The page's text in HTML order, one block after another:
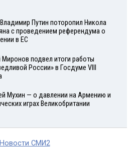
Путин поторопил Никола
с проведением референдума о
в ЕС
Миронов подвел итоги работы
России» в Госдуме VIII
Мухин — о давлении на Армению и
играх Великобритании
Новости СМИ2